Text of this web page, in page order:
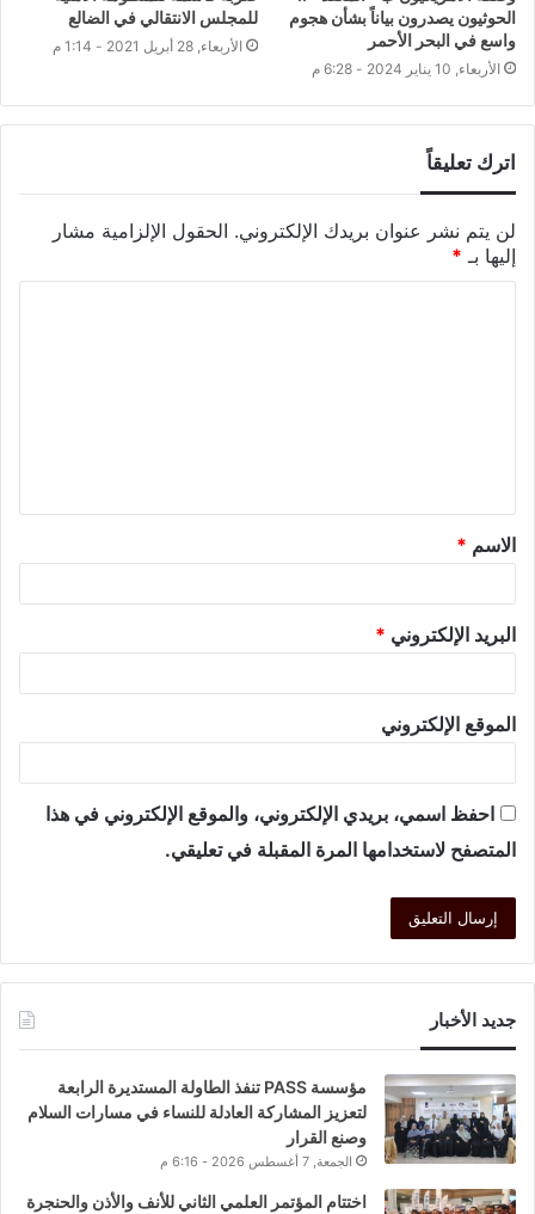
الحوثيون يصدرون بياناً بشأن هجوم
واسع في البحر الأحمر
الأربعاء, 10 يناير 2024 - 6:28 م
للمجلس الانتقالي في الضالع
الأربعاء, 28 أبريل 2021 - 1:14 م
اترك تعليقاً
لن يتم نشر عنوان بريدك الإلكتروني. الحقول الإلزامية مشار
إليها بـ *
الاسم *
البريد الإلكتروني *
الموقع الإلكتروني
احفظ اسمي، بريدي الإلكتروني، والموقع الإلكتروني في هذا
المتصفح لاستخدامها المرة المقبلة في تعليقي.
جديد الأخبار
مؤسسة PASS تنفذ الطاولة المستديرة الرابعة
لتعزيز المشاركة العادلة للنساء في مسارات السلام
وصنع القرار
الجمعة, 7 أغسطس 2026 - 6:16 م
اختتام المؤتمر العلمي الثاني للأنف والأذن والحنجرة